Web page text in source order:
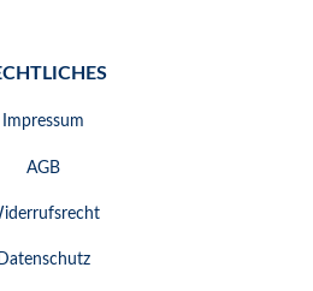
Impressum
AGB
Datenschutz